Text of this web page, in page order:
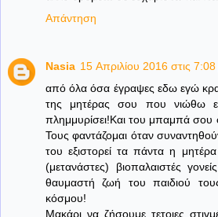
Απάντηση
Nasia 15 Απριλίου 2016 στις
από όλα όσα έγραψες εδω εγώ
της μητέρας σου που νιώθω
πλημμυρίσει!Και του μπαμπά σου
Τους φαντάζομαι όταν
του εξιστορεί τα πάντα η
(μετανάστες) βιοπαλαιστές
θαυμαστή ζωή του παιδιού
κόσμου!
Μακάρι να ζήσουμε τετοιες